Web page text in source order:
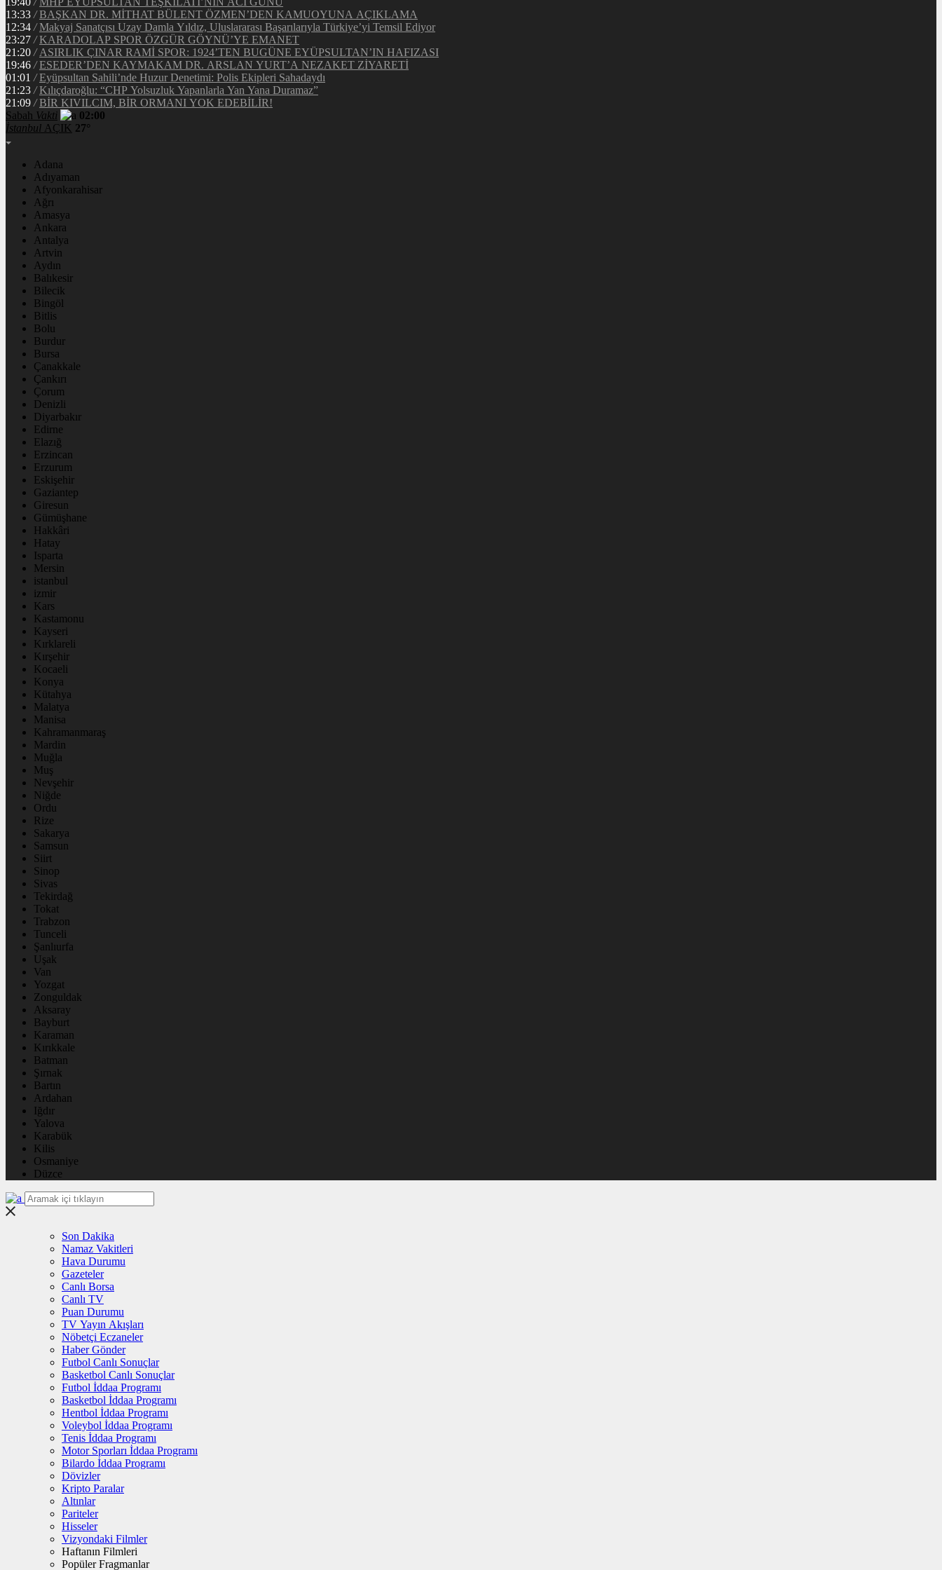
13:33 / BAŞKAN DR. MİTHAT BÜLENT ÖZMEN’DEN KAMUOYUNA AÇIKLAMA
12:34 / Makyaj Sanatçısı Uzay Damla Yıldız, Uluslararası Başarılarıyla Türkiye’yi Temsil Ediyor
23:27 / KARADOLAP SPOR ÖZGÜR GÖYNÜ’YE EMANET
21:20 / ASIRLIK ÇINAR RAMİ SPOR: 1924’TEN BUGÜNE EYÜPSULTAN’IN HAFIZASI
19:46 / ESEDER’DEN KAYMAKAM DR. ARSLAN YURT’A NEZAKET ZİYARETİ
01:01 / Eyüpsultan Sahili’nde Huzur Denetimi: Polis Ekipleri Sahadaydı
21:23 / Kılıçdaroğlu: “CHP Yolsuzluk Yapanlarla Yan Yana Duramaz”
21:09 / BİR KIVILCIM, BİR ORMANI YOK EDEBİLİR!
Sabah Vakti
02:00
İstanbul AÇIK 27°
Adana
Adıyaman
Afyonkarahisar
Ağrı
Amasya
Ankara
Antalya
Artvin
Aydın
Balıkesir
Bilecik
Bingöl
Bitlis
Bolu
Burdur
Bursa
Çanakkale
Çankırı
Çorum
Denizli
Diyarbakır
Edirne
Elazığ
Erzincan
Erzurum
Eskişehir
Gaziantep
Giresun
Gümüşhane
Hakkâri
Hatay
Isparta
Mersin
istanbul
izmir
Kars
Kastamonu
Kayseri
Kırklareli
Kırşehir
Kocaeli
Konya
Kütahya
Malatya
Manisa
Kahramanmaraş
Mardin
Muğla
Muş
Nevşehir
Niğde
Ordu
Rize
Sakarya
Samsun
Siirt
Sinop
Sivas
Tekirdağ
Tokat
Trabzon
Tunceli
Şanlıurfa
Uşak
Van
Yozgat
Zonguldak
Aksaray
Bayburt
Karaman
Kırıkkale
Batman
Şırnak
Bartın
Ardahan
Iğdır
Yalova
Karabük
Kilis
Osmaniye
Düzce
Son Dakika
Namaz Vakitleri
Hava Durumu
Gazeteler
Canlı Borsa
Canlı TV
Puan Durumu
TV Yayın Akışları
Nöbetçi Eczaneler
Haber Gönder
Futbol Canlı Sonuçlar
Basketbol Canlı Sonuçlar
Futbol İddaa Programı
Basketbol İddaa Programı
Hentbol İddaa Programı
Voleybol İddaa Programı
Tenis İddaa Programı
Motor Sporları İddaa Programı
Bilardo İddaa Programı
Dövizler
Kripto Paralar
Altınlar
Pariteler
Hisseler
Vizyondaki Filmler
Haftanın Filmleri
Popüler Fragmanlar